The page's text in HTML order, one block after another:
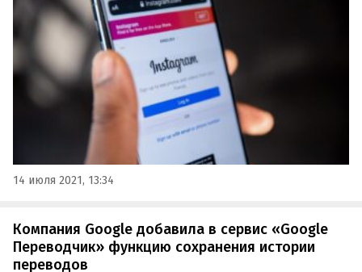
сохранить свои аккаунты в сети, если они были
взломаны.
14 июля 2021, 13:34
Компания Google добавила в сервис «Google
Переводчик» функцию сохранения истории
переводов